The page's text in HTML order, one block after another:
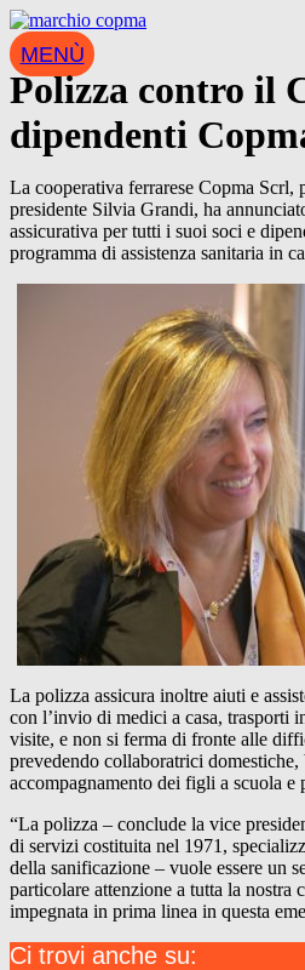
Vai
al
contenuto
MENÙ
Polizza contro il
dipendenti
La cooperativa ferrarese Copma Scrl,
presidente Silvia Grandi, ha
assicurativa per tutti i suoi soci e
programma di assistenza sanitaria in
La polizza assicura inoltre aiuti e
con l’invio di medici a casa, trasporti
visite, e non si ferma di fronte alle
prevedendo collaboratrici domestiche,
accompagnamento dei figli a scuola e
“La polizza – conclude la vice
di servizi costituita nel 1971,
della sanificazione – vuole essere un
particolare attenzione a tutta la nostra
impegnata in prima linea in questa
Ci trovi anche su: